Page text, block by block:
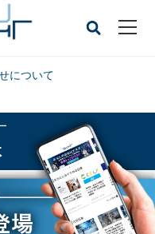
について
MelDIR」新製品を発売へ